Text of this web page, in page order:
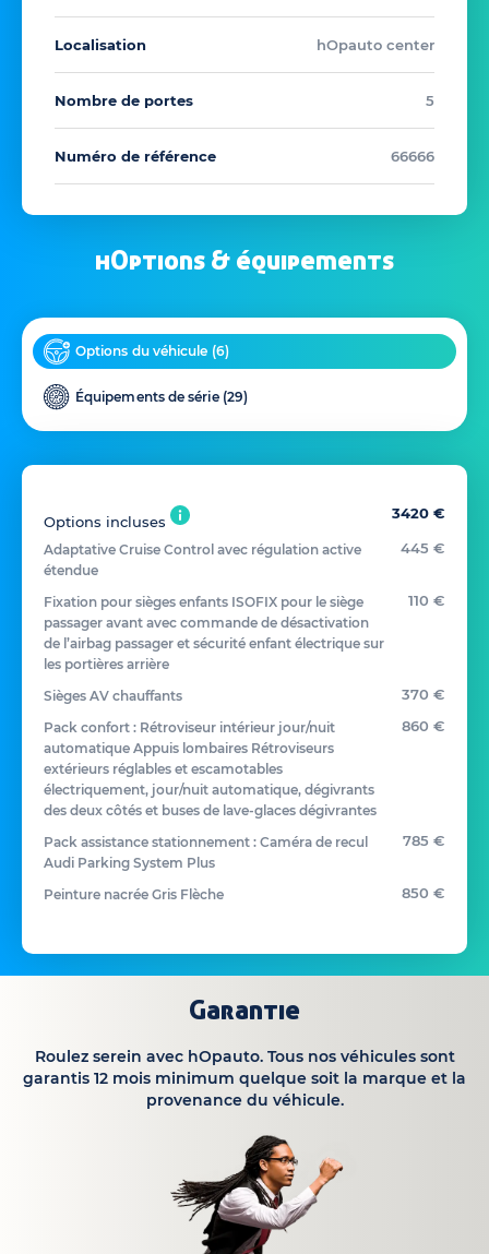
Localisation hOpauto center
Nombre de portes 5
Numéro de référence 66666
hOptions & équipements
Options du véhicule (6)
Équipements de série (29)
Options incluses 3420 €
Adaptative Cruise Control avec régulation active
étendue
445 €
Fixation pour sièges enfants ISOFIX pour le siège
passager avant avec commande de désactivation
de l’airbag passager et sécurité enfant électrique sur
les portières arrière
110 €
Sièges AV chauffants 370 €
Pack confort : Rétroviseur intérieur jour/nuit
automatique Appuis lombaires Rétroviseurs
extérieurs réglables et escamotables
électriquement, jour/nuit automatique, dégivrants
des deux côtés et buses de lave-glaces dégivrantes
860 €
Pack assistance stationnement : Caméra de recul
Audi Parking System Plus
785 €
Peinture nacrée Gris Flèche 850 €
Garantie
Roulez serein avec hOpauto. Tous nos véhicules sont
garantis 12 mois minimum quelque soit la marque et la
provenance du véhicule.